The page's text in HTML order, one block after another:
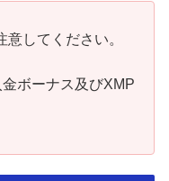
してください。
ボーナス及びXMP